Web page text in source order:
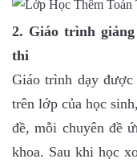
2. Giáo trình
thi
Giáo trình dạy
trên lớp của học
đề, mỗi chuyên đề
khoa. Sau khi học